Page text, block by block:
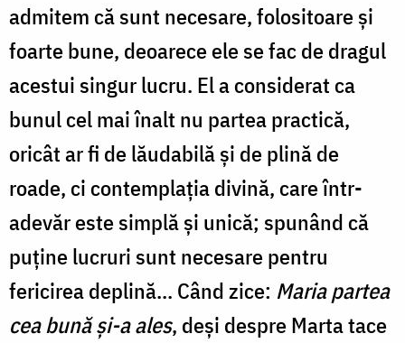
admitem că sunt necesare, folositoare și
foarte bune, deoarece ele se fac de dragul
acestui singur lucru. El a considerat ca
bunul cel mai înalt nu partea practică,
oricât ar fi de lăudabilă și de plină de
roade, ci contemplația divină, care într-
adevăr este simplă și unică; spunând că
puține lucruri sunt necesare pentru
fericirea deplină... Când zice: Maria partea
cea bună și-a ales, deși despre Marta tace